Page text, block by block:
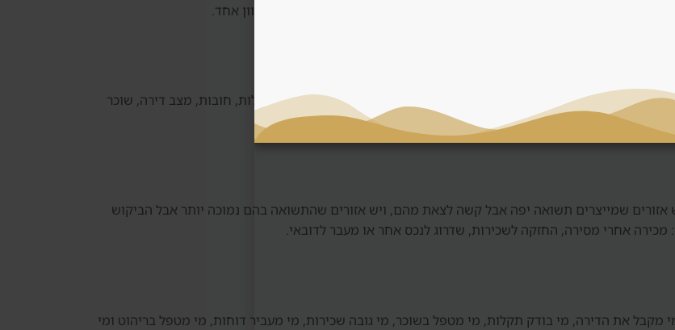
גמישות במחיר. דנסיה משווה בין שתי האפשרויות ולא דוחפת אוטומטית לכיוון אחד.
חוזה, תוכנית תשלומים, סטנדרט גמר ומוניטין. בשוק משני בודקים בעלות, חובות, מצב דירה, שוכר
כזאת, גם אזור טוב יכול להפוך לעסקה חלשה.
אזורים שמייצרים תשואה יפה אבל קשה לצאת מהם, ויש אזורים שהתשואה בהם נמוכה יותר אבל הביקוש
אחרי מסירה, החזקה לשכירות, שדרוג לנכס אחר או מעבר לדובאי.
מקבל את הדירה, מי בודק תקלות, מי מטפל בשוכר, מי גובה שכירות, מי מעביר דוחות, מי מטפל בריהוט ומי